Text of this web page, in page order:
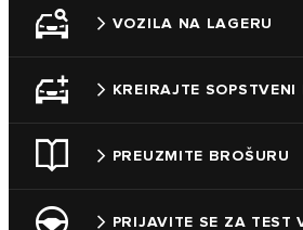
VOZILA NA LAGERU
KREIRAJTE SOPSTVENI
PREUZMITE BROŠURU
PRIJAVITE SE ZA TEST